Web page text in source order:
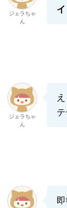
ジェラちゃ
ん
ジェラちゃ
ん